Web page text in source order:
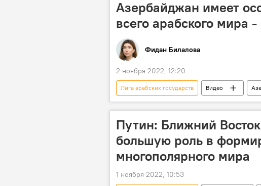
Азербайджан имеет
всего арабского мира -
Фидан Билалова
2 ноября 2022, 12:20
Лига арабских государств Видео
выступление
Путин: Ближний
большую роль в
многополярного мира
1 ноября 2022, 10:53